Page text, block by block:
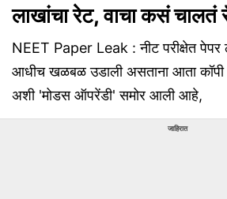
लाखांचा रेट, वाचा कसं चालतं
NEET Paper Leak : नीट परीक्षेत पेपर
आधीच खळबळ उडाली असताना आता कॉपी
अशी 'मोडस ऑपरेंडी' समोर आली आहे,
जाहिरात